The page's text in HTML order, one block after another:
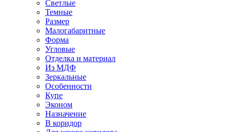
Светлые
Темные
Размер
Малогабаритные
Форма
Угловые
Отделка и материал
Из МДФ
Зеркальные
Особенности
Купе
Эконом
Назначение
В коридор